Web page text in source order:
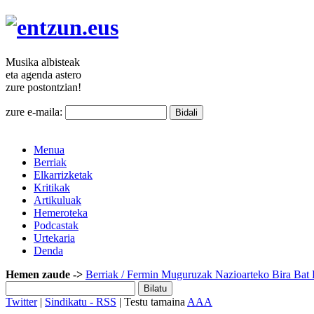
Musika albisteak
eta agenda astero
zure postontzian!
zure e-maila:
Menua
Berriak
Elkarrizketak
Kritikak
Artikuluak
Hemeroteka
Podcastak
Urtekaria
Denda
Hemen zaude -> Berriak / Fermin Muguruzak Nazioarteko Bira Bat
Twitter| Sindikatu - RSS | Testu tamaina AAA